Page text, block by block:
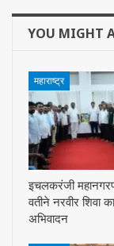
YOU MIGHT
महाराष्ट्र
इचलकरंजी
वतीने नरवीर शिवा
अभिवादन